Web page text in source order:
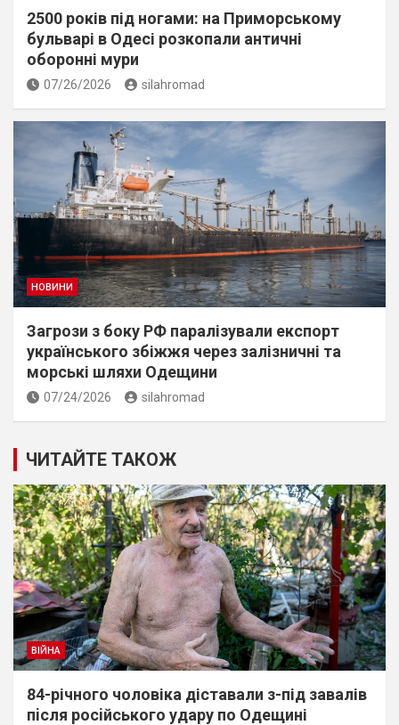
2500 років під ногами: на Приморському
бульварі в Одесі розкопали античні
оборонні мури
07/26/2026 silahromad
НОВИНИ
Загрози з боку РФ паралізували експорт
українського збіжжя через залізничні та
морські шляхи Одещини
07/24/2026 silahromad
ЧИТАЙТЕ ТАКОЖ
ВІЙНА
84-річного чоловіка діставали з-під завалів
пiсля росiйського удару по Одещині